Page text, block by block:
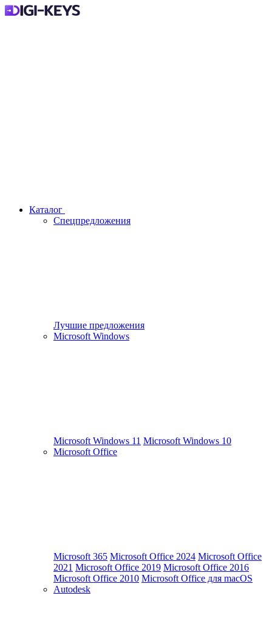
Каталог
Спецпредложения
Лучшие предложения
Microsoft Windows
Microsoft Windows 11 Microsoft Windows 10
Microsoft Office
Microsoft 365 Microsoft Office 2024 Microsoft Office
2021 Microsoft Office 2019 Microsoft Office 2016
Microsoft Office 2010 Microsoft Office для macOS
Autodesk